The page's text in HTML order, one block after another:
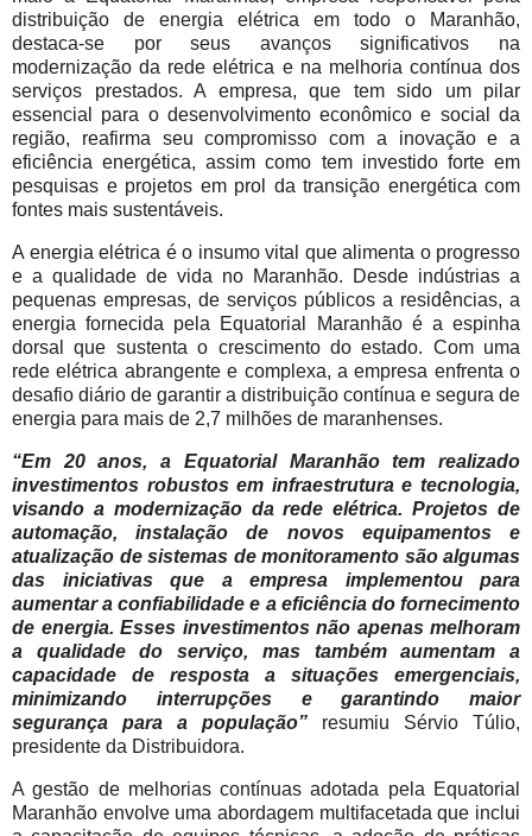
distribuição de energia elétrica em todo o Maranhão,
destaca-se por seus avanços significativos na
modernização da rede elétrica e na melhoria contínua dos
serviços prestados. A empresa, que tem sido um pilar
essencial para o desenvolvimento econômico e social da
região, reafirma seu compromisso com a inovação e a
eficiência energética, assim como tem investido forte em
pesquisas e projetos em prol da transição energética com
fontes mais sustentáveis.
A energia elétrica é o insumo vital que alimenta o progresso
e a qualidade de vida no Maranhão. Desde indústrias a
pequenas empresas, de serviços públicos a residências, a
energia fornecida pela Equatorial Maranhão é a espinha
dorsal que sustenta o crescimento do estado. Com uma
rede elétrica abrangente e complexa, a empresa enfrenta o
desafio diário de garantir a distribuição contínua e segura de
energia para mais de 2,7 milhões de maranhenses.
“Em 20 anos, a Equatorial Maranhão tem realizado
investimentos robustos em infraestrutura e tecnologia,
visando a modernização da rede elétrica. Projetos de
automação, instalação de novos equipamentos e
atualização de sistemas de monitoramento são algumas
das iniciativas que a empresa implementou para
aumentar a confiabilidade e a eficiência do fornecimento
de energia. Esses investimentos não apenas melhoram
a qualidade do serviço, mas também aumentam a
capacidade de resposta a situações emergenciais,
minimizando interrupções e garantindo maior
segurança para a população” resumiu Sérvio Túlio,
presidente da Distribuidora.
A gestão de melhorias contínuas adotada pela Equatorial
Maranhão envolve uma abordagem multifacetada que inclui